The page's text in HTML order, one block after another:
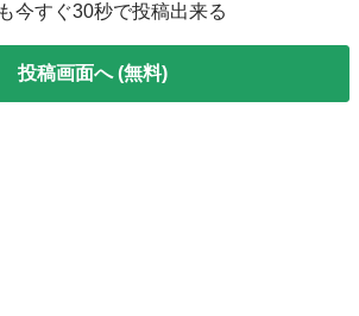
今すぐ30秒で投稿出来る
投稿画面へ (無料)